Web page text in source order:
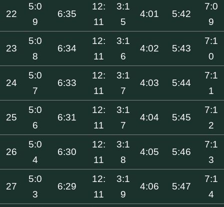
22
5:0
9
6:35
12:
11
3:1
5
4:01 5:42
7:0
9
23
5:0
8
6:34
12:
11
3:1
6
4:02 5:43
7:1
0
24
5:0
7
6:33
12:
11
3:1
7
4:03 5:44
7:1
1
25
5:0
6
6:31
12:
11
3:1
7
4:04 5:45
7:1
2
26
5:0
4
6:30
12:
11
3:1
8
4:05 5:46
7:1
3
27
5:0
3
6:29
12:
11
3:1
9
4:06 5:47
7:1
4